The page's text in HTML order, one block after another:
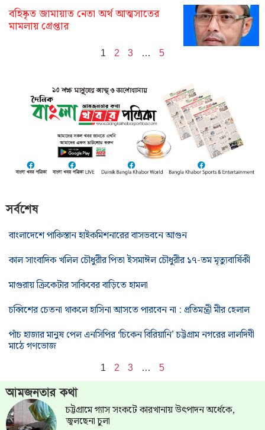
বহিষ্কৃত জামায়াত নেতা অর্থ আত্মসাতের
মামলায় গ্রেপ্তার
1 2 3 … 5
সর্বশেষ
বাংলাদেশে পাকিস্তান হাইকমিশনারের বাসভবনে আগুন
কাল সাংবাদিক খলিল চৌধুরীর পিতা ইসমাঈল চৌধুরীর ১৭-তম মৃত্যুবার্ষিকী
মাগুরায় ক্রিকেটার সাকিবের বাড়িতে হামলা
চব্বিশের চেতনা থাকলে হাসিনা আসতে পারবেন না : প্রতিমন্ত্রী মীর হেলাল
পাঁচ হাজার মানুষ পেল এনসিপির ‘চিকেন বিরিয়ানি’ চট্টগ্রাম নগরের লালদিঘী
মাঠে গণভোজ
1 2 3 … 5
আমজনতার কথা
চট্টগ্রামে গ্যাস সংকটে কারখানায় উৎপাদন অর্ধেকে,
জ্বলছেনা চুলা